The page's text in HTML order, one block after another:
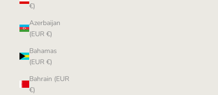
€)
Azerbaijan
(EUR €)
Bahamas
(EUR €)
Bahrain (EUR
€)